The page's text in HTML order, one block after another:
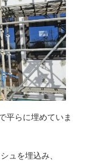
平らに埋めていま
ュを埋込み、